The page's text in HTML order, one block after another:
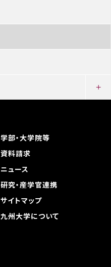
学部・大学院等
資料請求
ニュース
研究・産学官連携
サイトマップ
九州大学について